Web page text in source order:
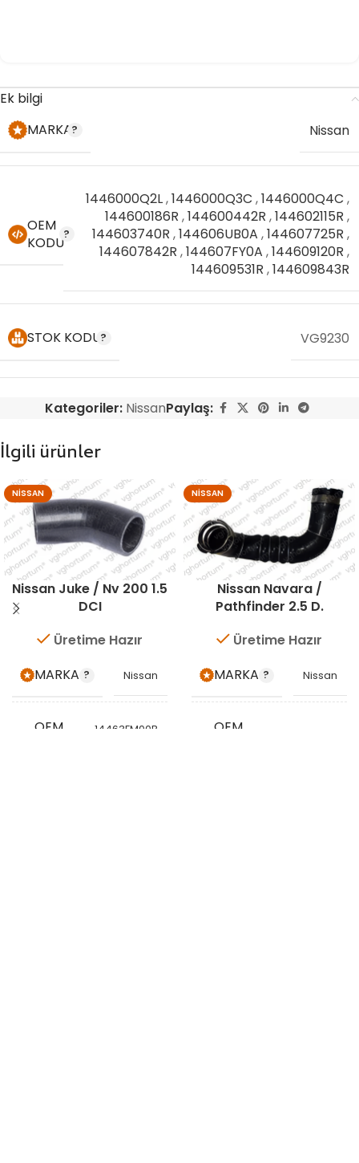
Ek bilgi
MARKA
Nissan
OEM
KODU
1446000Q2L,1446000Q3C ,1446000Q4C ,
144600186R ,144600442R ,144602115R ,
144603740R ,144606UB0A ,144607725R ,
144607842R ,144607FY0A ,144609120R ,
144609531R ,144609843R
STOK KODU VG9230
Kategoriler: NissanPaylaş:
İlgili ürünler
NISSAN
Nissan Juke / Nv 200 1.5
DCI
Üretime Hazır
MARKA
Nissan
OEM
14463EM00B
NISSAN
Nissan Navara /
Pathfinder 2.5 D.
Üretime Hazır
MARKA
Nissan
OEM